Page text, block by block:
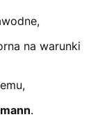
na warunki
.